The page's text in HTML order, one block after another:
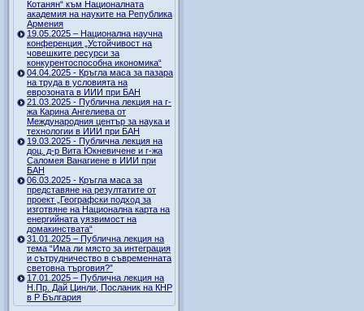
Котанян“ към Националната
академия на науките на Република
Армения
19.05.2025 – Национална научна
конференция „Устойчивост на
човешките ресурси за
конкурентоспособна икономика“
04.04.2025 - Кръгла маса за пазара
на труда в условията на
еврозоната в ИИИ при БАН
21.03.2025 - Публична лекция на г-
жа Карина Ангелиева от
Международния център за наука и
технологии в ИИИ при БАН
19.03.2025 - Публична лекция на
доц. д-р Вита Юкневичене и г-жа
Саломея Ванагиене в ИИИ при
БАН
06.03.2025 - Кръгла маса за
представяне на резултатите от
проект „Географски подход за
изготвяне на Национална карта на
енергийната уязвимост на
домакинствата“
31.01.2025 – Публична лекция на
тема “Има ли място за интеграция
и сътрудничество в съвременната
световна търговия?”
17.01.2025 – Публична лекция на
Н.Пр. Дай Цинли, Посланик на КНР
в Р България